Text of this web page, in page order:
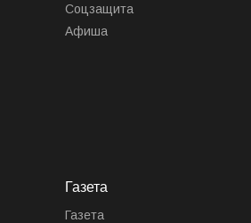
Соцзащита
Афиша
Газета
Газета